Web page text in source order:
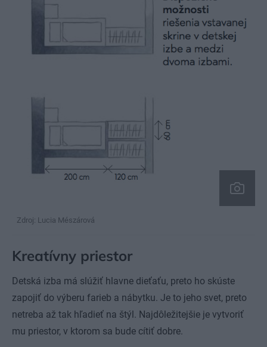
Zdroj: Lucia Mészárová
Kreatívny priestor
Detská izba má slúžiť hlavne dieťaťu, preto ho skúste
zapojiť do výberu farieb a nábytku. Je to jeho svet, preto
netreba až tak hľadieť na štýl. Najdôležitejšie je vytvoriť
mu priestor, v ktorom sa bude cítiť dobre.